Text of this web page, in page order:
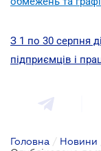
З 1 по 30 серпня
підприємців і
Головна / Новини